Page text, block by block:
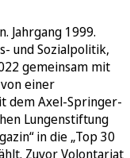
Jahrgang 1999.
und Sozialpolitik,
gemeinsam mit
einer
dem Axel-Springer-
Lungenstiftung
in die „Top 30
Zuvor Volontariat